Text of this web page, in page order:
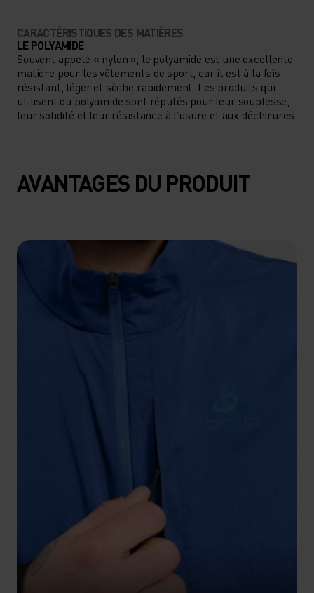
CARACTÉRISTIQUES DES MATIÈRES
LE POLYAMIDE
Souvent appelé « nylon », le polyamide est une excellente
matière pour les vêtements de sport, car il est à la fois
résistant, léger et sèche rapidement. Les produits qui
utilisent du polyamide sont réputés pour leur souplesse,
leur solidité et leur résistance à l’usure et aux déchirures.
AVANTAGES DU PRODUIT